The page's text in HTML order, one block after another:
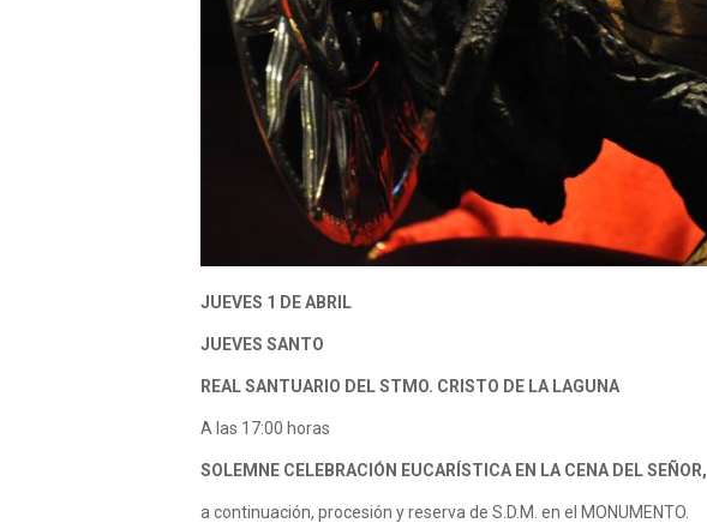
JUEVES 1 DE ABRIL
JUEVES SANTO
REAL SANTUARIO DEL STMO. CRISTO DE LA LAGUNA
A las 17:00 horas
SOLEMNE CELEBRACIÓN EUCARÍSTICA EN LA CENA DEL SEÑOR,
a continuación, procesión y reserva de S.D.M. en el MONUMENTO.